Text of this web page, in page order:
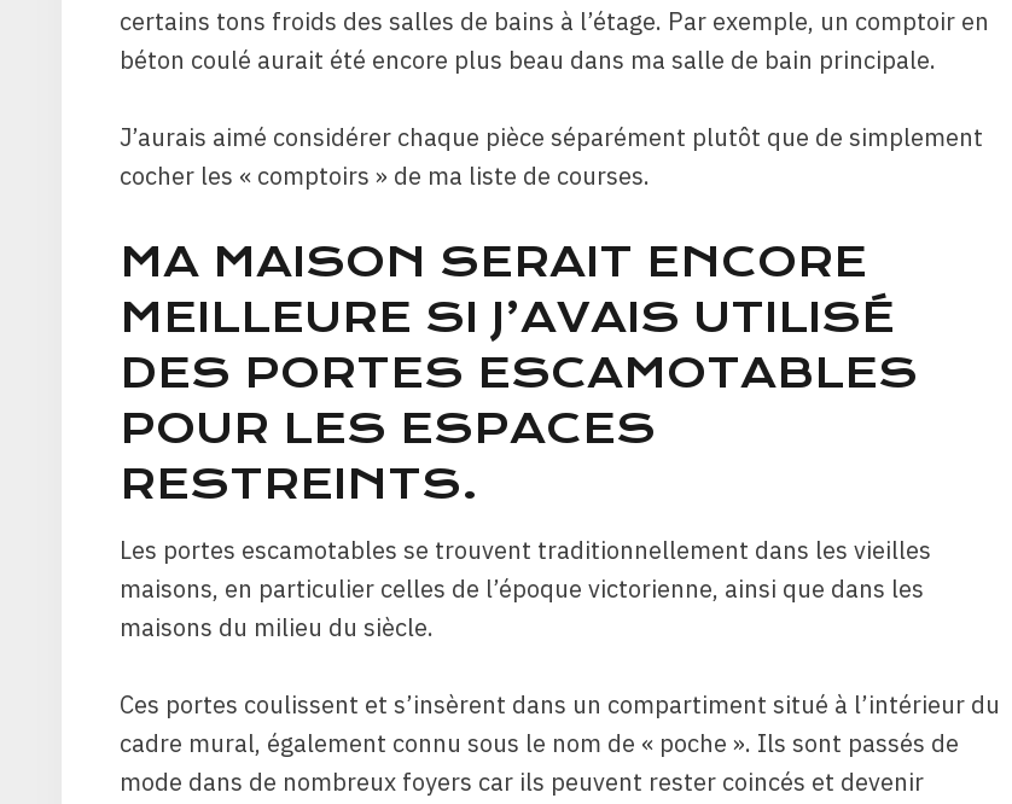
certains tons froids des salles de bains à l’étage. Par exemple, un comptoir en
béton coulé aurait été encore plus beau dans ma salle de bain principale.
J’aurais aimé considérer chaque pièce séparément plutôt que de simplement
cocher les « comptoirs » de ma liste de courses.
MA MAISON SERAIT ENCORE
MEILLEURE SI J’AVAIS UTILISÉ
DES PORTES ESCAMOTABLES
POUR LES ESPACES
RESTREINTS.
Les portes escamotables se trouvent traditionnellement dans les vieilles
maisons, en particulier celles de l’époque victorienne, ainsi que dans les
maisons du milieu du siècle.
Ces portes coulissent et s’insèrent dans un compartiment situé à l’intérieur du
cadre mural, également connu sous le nom de « poche ». Ils sont passés de
mode dans de nombreux foyers car ils peuvent rester coincés et devenir